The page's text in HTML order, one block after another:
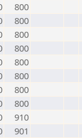
800
800
800
800
800
800
800
800
910
901